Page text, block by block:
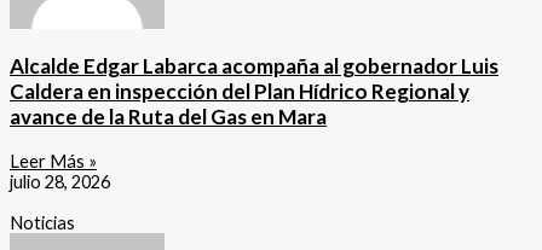
Alcalde Edgar Labarca acompaña al gobernador Luis
Caldera en inspección del Plan Hídrico Regional y
avance de la Ruta del Gas en Mara
Leer Más »
julio 28, 2026
Noticias